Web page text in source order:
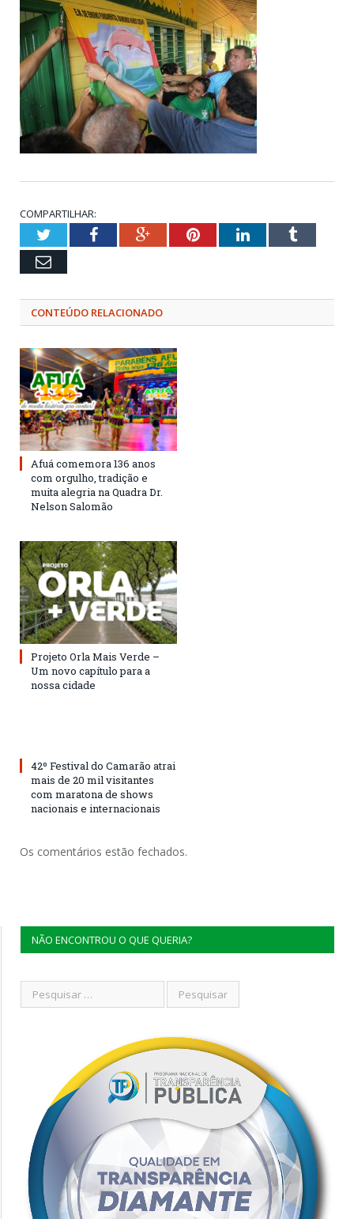
COMPARTILHAR:
TwitterFacebookGoogle+PinterestLinkedInTumblr
Email
CONTEÚDO RELACIONADO
Afuá comemora 136 anos
com orgulho, tradição e
muita alegria na Quadra Dr.
Nelson Salomão
Projeto Orla Mais Verde –
Um novo capítulo para a
nossa cidade
42º Festival do Camarão atrai
mais de 20 mil visitantes
com maratona de shows
nacionais e internacionais
Os comentários estão fechados.
NÃO ENCONTROU O QUE QUERIA?